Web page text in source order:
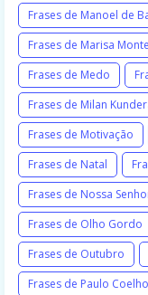
Frases de Manoel de
Frases de Marisa Monte
Frases de Medo
Frases de Milan
Frases de Motivação
Frases de Natal
Frases de Nossa
Frases de Olho Gordo
Frases de Outubro
Frases de Paulo Coelho